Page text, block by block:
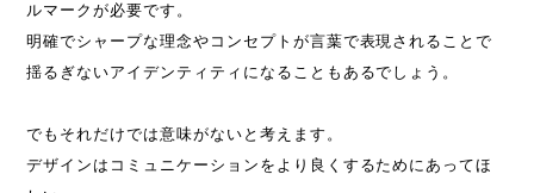
ルマークが必要です。
明確でシャープな理念やコンセプトが言葉で表現されることで
揺るぎないアイデンティティになることもあるでしょう。
でもそれだけでは意味がないと考えます。
デザインはコミュニケーションをより良くするためにあってほ